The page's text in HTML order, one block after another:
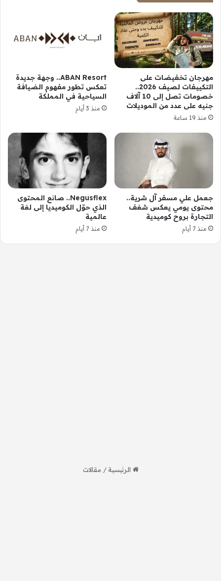
مهرجان تخفيضات على
التكييفات لصيف 2026..
خصومات تصل إلى 10 آلاف
جنيه على عدد من الموديلات
منذ 19 ساعة
ABAN Resort.. وجهة جديدة
تعكس تطور مفهوم الضيافة
السياحية في المملكة
منذ 3 أيام
جعمل علي مسفر آل شرية..
محتوى يومي يعكس شغف
التجارة بروح كوميدية
منذ 7 أيام
Negusflex.. صانع المحتوى
الذي حوّل الكوميديا إلى لغة
عالمية
منذ 7 أيام